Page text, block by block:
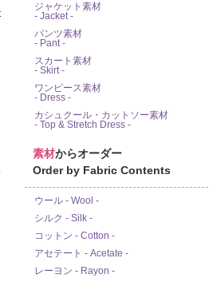
ジャケット素材
- Jacket -
パンツ素材
- Pant -
スカート素材
- Skirt -
ワンピース素材
- Dress -
カシュクール・カットソー素材
- Top & Stretch Dress -
素材からオーダー
Order by Fabric Contents
ウール - Wool -
シルク - Silk -
コットン - Cotton -
アセテート - Acetate -
レーヨン - Rayon -